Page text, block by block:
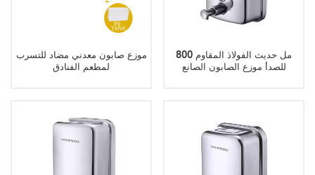
موزع صابون معدني مضاد للتسرب
لمطعم الفنادق
800 مل حديث الفولاذ المقاوم
للصدأ موزع الصابون الصانع